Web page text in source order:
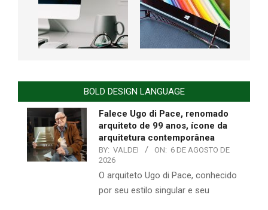
BOLD DESIGN LANGUAGE
Falece Ugo di Pace, renomado
arquiteto de 99 anos, ícone da
arquitetura contemporânea
BY: VALDEI ON: 6 DE AGOSTO DE
2026
O arquiteto Ugo di Pace, conhecido
por seu estilo singular e seu